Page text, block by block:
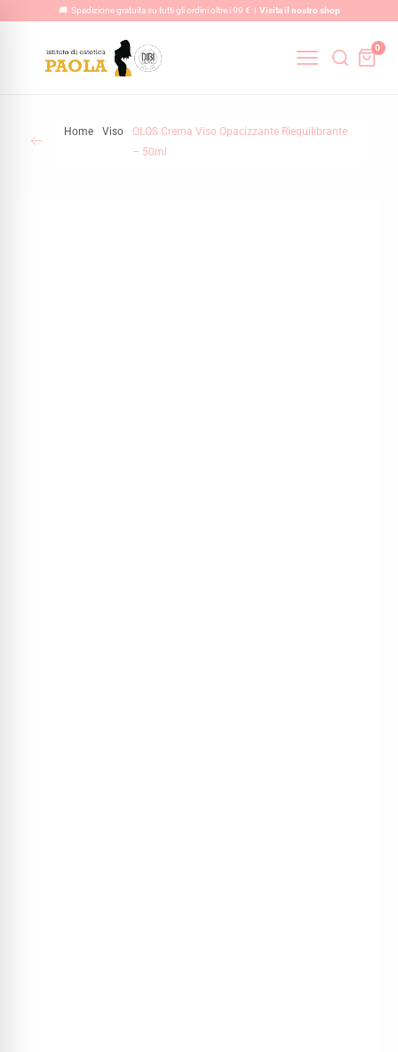
contenuto
🚚 Spedizione gratuita su tutti gli ordini oltre i 99 € | Visita il nostro shop
0
Home Viso
OLOS Crema Viso Opacizzante Riequilibrante
– 50ml